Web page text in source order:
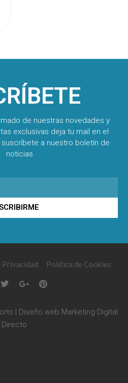
de nuestras novedades y
exclusivas deja tu mail en el
a nuestro boletín de
noticias
Privacidad Política de Cookies
| Diseño web Marketing Digital
Directo